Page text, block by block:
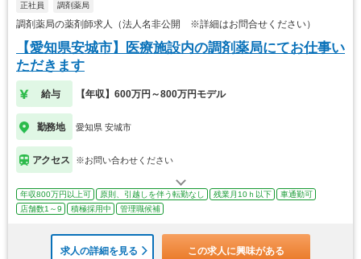
正社員 調剤薬局
調剤薬局の薬剤師求人（法人名非公開 ※詳細はお問合せください）
【愛知県安城市】医療施設内の調剤薬局にてお仕事い
ただきます
給与 【年収】600万円～800万円モデル
勤務地 愛知県 安城市
アクセス ※お問い合わせください
年収800万円以上可 原則、引越しを伴う転勤なし 残業月10ｈ以下
車通勤可
店舗数1～9
積極採用中 管理職候補
求人の詳細を見る この求人に興味がある